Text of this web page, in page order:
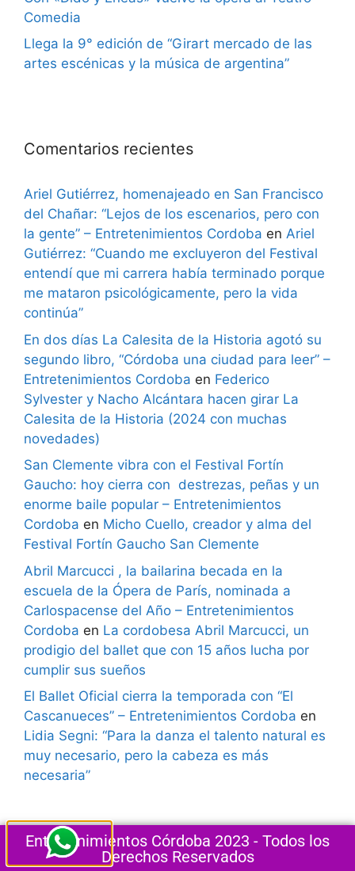
Comedia
Llega la 9° edición de “Girart mercado de las
artes escénicas y la música de argentina”
Comentarios recientes
Ariel Gutiérrez, homenajeado en San Francisco
del Chañar: “Lejos de los escenarios, pero con
la gente” – Entretenimientos Cordoba en Ariel
Gutiérrez: “Cuando me excluyeron del Festival
entendí que mi carrera había terminado porque
me mataron psicológicamente, pero la vida
continúa”
En dos días La Calesita de la Historia agotó su
segundo libro, “Córdoba una ciudad para leer” –
Entretenimientos Cordoba en Federico
Sylvester y Nacho Alcántara hacen girar La
Calesita de la Historia (2024 con muchas
novedades)
San Clemente vibra con el Festival Fortín
Gaucho: hoy cierra con destrezas, peñas y un
enorme baile popular – Entretenimientos
Cordoba en Micho Cuello, creador y alma del
Festival Fortín Gaucho San Clemente
Abril Marcucci , la bailarina becada en la
escuela de la Ópera de París, nominada a
Carlospacense del Año – Entretenimientos
Cordoba en La cordobesa Abril Marcucci, un
prodigio del ballet que con 15 años lucha por
cumplir sus sueños
El Ballet Oficial cierra la temporada con “El
Cascanueces” – Entretenimientos Cordoba en
Lidia Segni: “Para la danza el talento natural es
muy necesario, pero la cabeza es más
necesaria”
Entretenimientos Córdoba 2023 - Todos los
Derechos Reservados